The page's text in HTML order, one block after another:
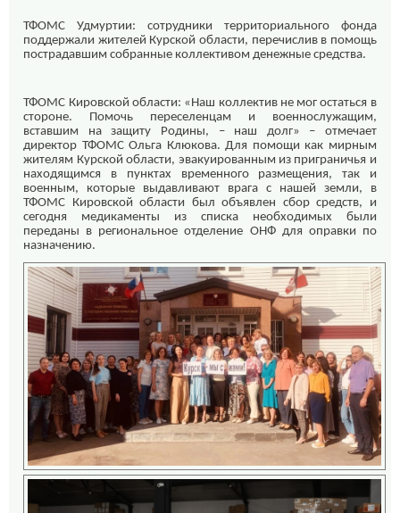
ТФОМС Удмуртии: сотрудники территориального фонда
поддержали жителей Курской области, перечислив в помощь
пострадавшим собранные коллективом денежные средства.
ТФОМС Кировской области: «Наш коллектив не мог остаться в
стороне. Помочь переселенцам и военнослужащим,
вставшим на защиту Родины, – наш долг» – отмечает
директор ТФОМС Ольга Клюкова. Для помощи как мирным
жителям Курской области, эвакуированным из приграничья и
находящимся в пунктах временного размещения, так и
военным, которые выдавливают врага с нашей земли, в
ТФОМС Кировской области был объявлен сбор средств, и
сегодня медикаменты из списка необходимых были
переданы в региональное отделение ОНФ для оправки по
назначению.